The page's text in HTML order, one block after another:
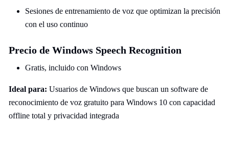
Sesiones de entrenamiento de voz que optimizan la precisión
con el uso continuo
Precio de Windows Speech Recognition
Gratis, incluido con Windows
Ideal para: Usuarios de Windows que buscan un software de
reconocimiento de voz gratuito para Windows 10 con capacidad
offline total y privacidad integrada